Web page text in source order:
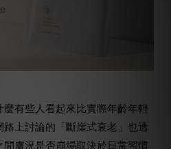
麼有些人看起來比實際年齡年輕
路上討論的「斷崖式衰老」也透
膚況是否崩塌取決於日常習慣